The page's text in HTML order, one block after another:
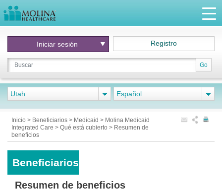
Go
Iniciar sesión Registro
Utah Español
Inicio > Beneficiarios > Medicaid > Molina Medicaid
Integrated Care > Qué está cubierto > Resumen de
beneficios
Beneficiarios
Resumen de beneficios